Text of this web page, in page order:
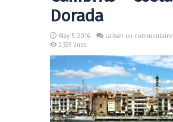
Dorada
May 5, 2016
Laisser un commentaire
2,539 Vues